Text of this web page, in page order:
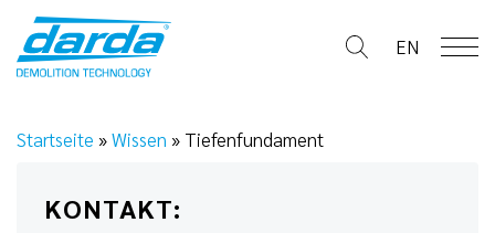
content
EN
Startseite »Wissen » Tiefenfundament
KONTAKT: